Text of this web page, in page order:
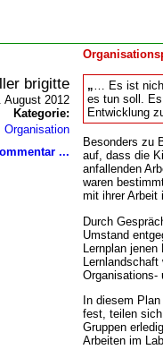
brigitte
August 2012
Kategorie:
Organisation
...
Es ist nicht
es tun soll.
Entwicklung
Besonders zu
auf, dass die
anfallenden
waren
mit ihrer Arbeit
Durch
Umstand
Lernplan
Organisations-
In diesem
fest, teilen
Gruppen
Arbeiten im